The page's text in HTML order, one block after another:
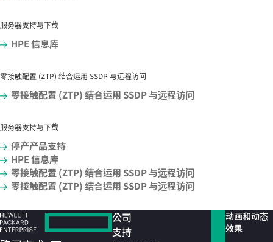
服务器支持与下载
HPE 信息库
零接触配置 (ZTP) 结合运用 SSDP 与远程访问
零接触配置 (ZTP) 结合运用 SSDP 与远程访问
服务器支持与下载
停产产品支持
HPE 信息库
零接触配置 (ZTP) 结合运用 SSDP 与远程访问
零接触配置 (ZTP) 结合运用 SSDP 与远程访问
公司
支持
动画和动态
效果